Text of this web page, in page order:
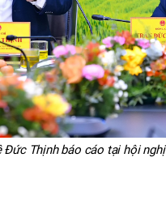
Đức Thịnh báo cáo tại hội nghị